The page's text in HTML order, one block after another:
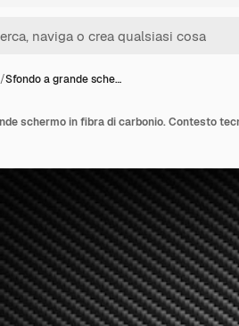
/Sfondo a grande sche…